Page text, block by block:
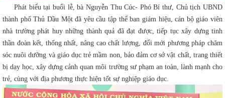
Phát biểu tại buổi lễ, bà Nguyễn Thu Cúc- Phó Bí thư, Chủ tịch UBND
thành phố Thủ Dầu Một đã yêu cầu tập thể ban giám hiệu, cán bộ giáo viên
nhà trường phát huy những thành quả đã đạt được, tiếp tục xây dựng tinh
thần đoàn kết, thống nhất, nâng cao chất lượng, đổi mới phương pháp chăm
sóc nuôi dưỡng và giáo dục trẻ mầm non, bảo đảm cơ sở vật chất, trang thiết
bị dạy học, xây dựng cảnh quan môi trường sư phạm an toàn, lành mạnh cho
trẻ, cùng với địa phương thực hiện tốt sự nghiệp giáo dục.